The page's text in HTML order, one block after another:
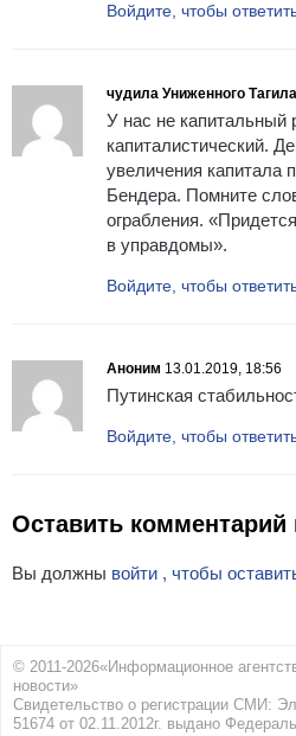
Войдите, чтобы
чудила Униженного Тагила
У нас не капитальный
капиталистический.
увеличения капитала
Бендера. Помните
ограбления.
в управдомы».
Войдите, чтобы
Аноним 13.01.2019, 18:56
Путинская
Войдите, чтобы
Оставить комментарий
Вы должны войти , чтобы
© 2011-2026«Информационное
новости»
Свидетельство о регистрации СМИ:
51674 от 02.11.2012г. выдано